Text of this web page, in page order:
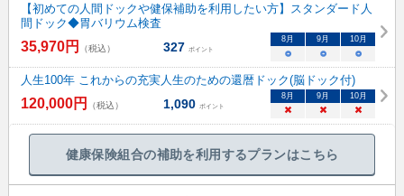
【初めての人間ドックや健保補助を利用したい方】スタンダード人
間ドック◆胃バリウム検査
35,970円 （税込） 327 ポイント
8 月 9 月 10月
○ ○ ○
人生100年 これからの充実人生のための還暦ドック(脳ドック付)
120,000円 （税込） 1,090 ポイント
8 月 9 月 10月
× × ×
健康保険組合の補助を利用するプランはこちら